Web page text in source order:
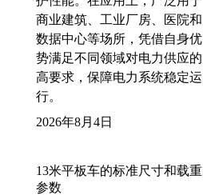
商业建筑、工业厂房、医院和
数据中心等场所，凭借自身优
势满足不同领域对电力供应的
高要求，保障电力系统稳定运
行。
2026年8月4日
13米平板车的标准尺寸和载重
参数